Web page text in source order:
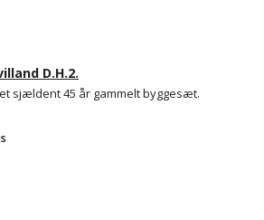
D.H.2.
sjældent 45 år gammelt byggesæt.